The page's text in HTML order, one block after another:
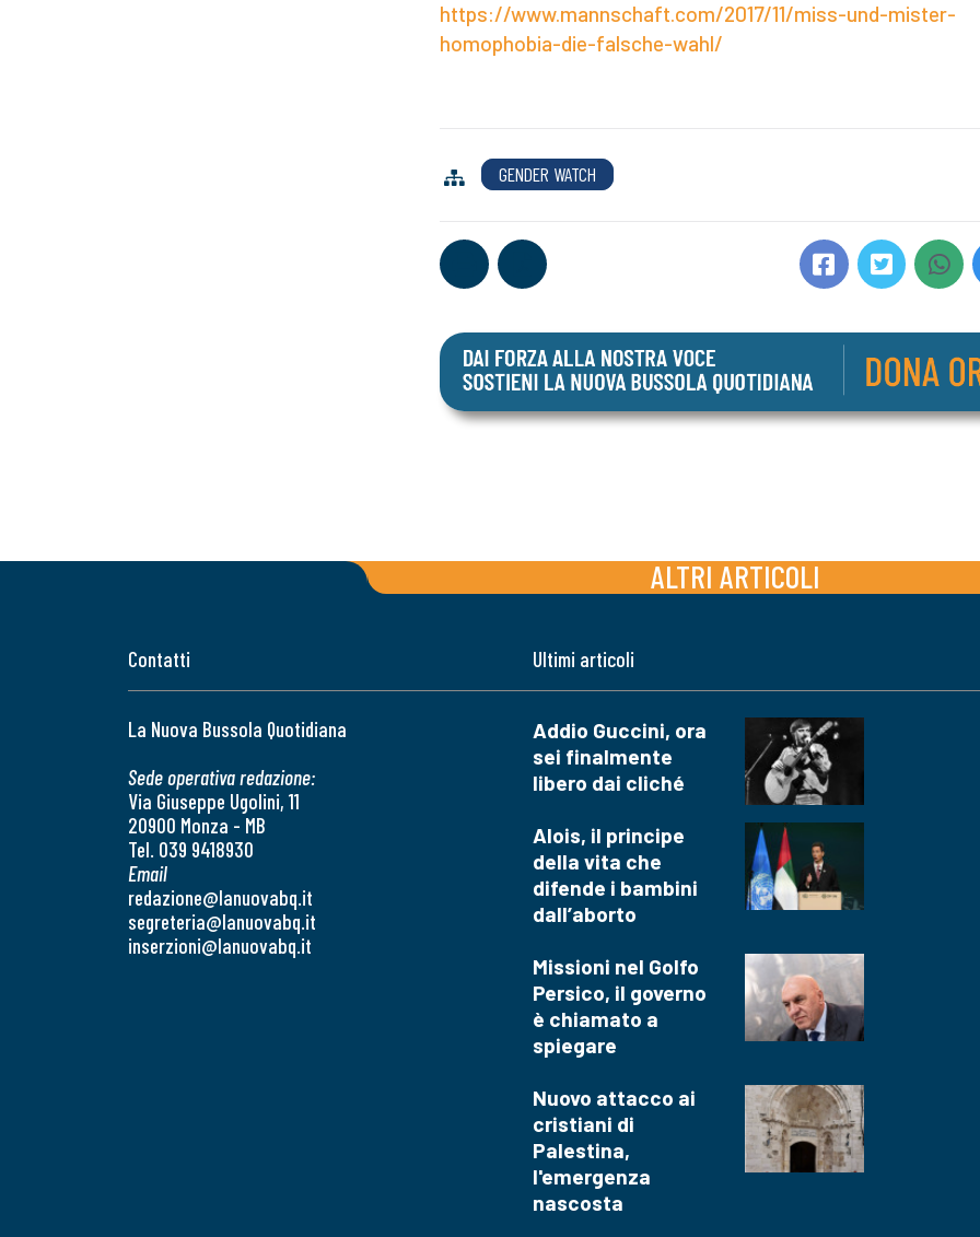
https://www.mannschaft.com/2017/11/miss-und-mister-
homophobia-die-falsche-wahl/
GENDER WATCH
ALTRI ARTICOLI
Contatti
La Nuova Bussola Quotidiana
Sede operativa redazione:
Via Giuseppe Ugolini, 11
20900 Monza - MB
Tel. 039 9418930
Email
redazione@lanuovabq.it
segreteria@lanuovabq.it
inserzioni@lanuovabq.it
Ultimi articoli
Addio Guccini, ora
sei finalmente
libero dai cliché
Alois, il principe
della vita che
difende i bambini
dall’aborto
Missioni nel Golfo
Persico, il governo
è chiamato a
spiegare
Nuovo attacco ai
cristiani di
Palestina,
l'emergenza
nascosta